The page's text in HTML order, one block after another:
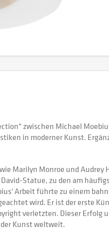
zwischen Michael
in moderner Kunst.
Marilyn Monroe und
Statue, zu den am
Arbeit führte zu einem
wird. Er ist der erste
verletzten. Dieser
Kunst weltweit.